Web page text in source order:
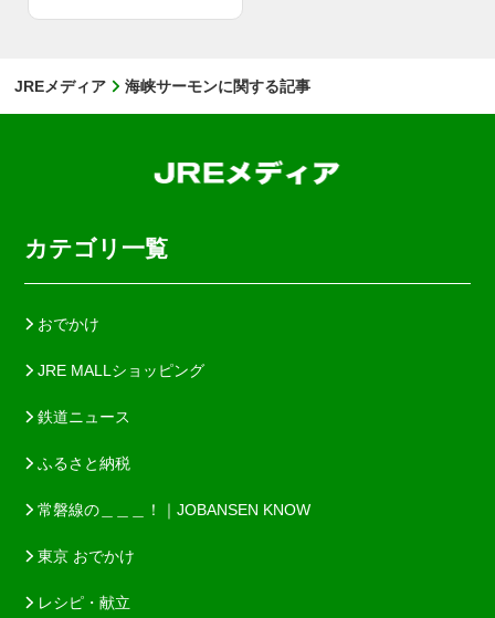
JREメディア 海峡サーモンに関する記事
カテゴリ一覧
おでかけ
JRE MALLショッピング
鉄道ニュース
ふるさと納税
常磐線の＿＿＿！｜JOBANSEN KNOW
東京 おでかけ
レシピ・献立